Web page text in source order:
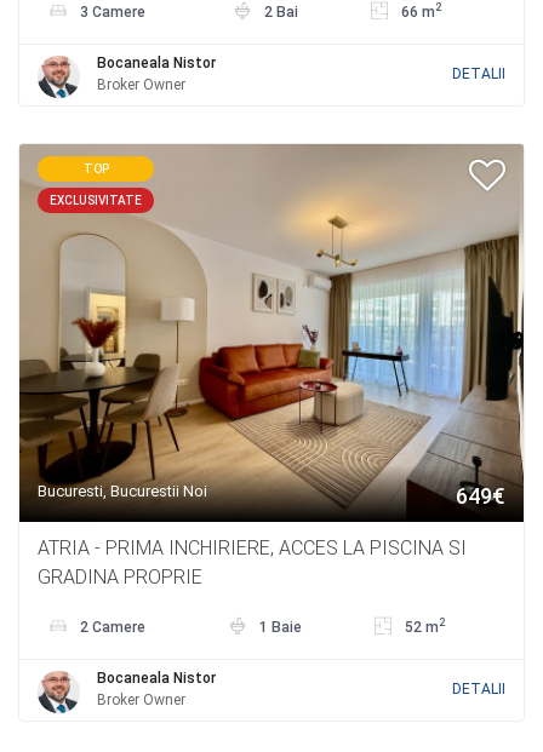
3 Camere 2 Bai 66 m 2
Bocaneala Nistor
Broker Owner
DETALII
TOP
EXCLUSIVITATE
Bucuresti, Bucurestii Noi 649€
ATRIA - PRIMA INCHIRIERE, ACCES LA PISCINA SI
GRADINA PROPRIE
2 Camere 1 Baie 52 m 2
Bocaneala Nistor
Broker Owner
DETALII